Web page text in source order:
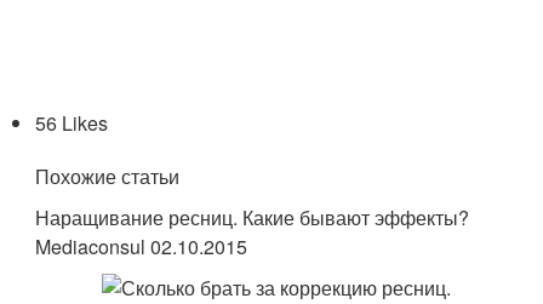
56 Likes
Похожие статьи
Наращивание ресниц. Какие бывают эффекты?
Mediaconsul 02.10.2015